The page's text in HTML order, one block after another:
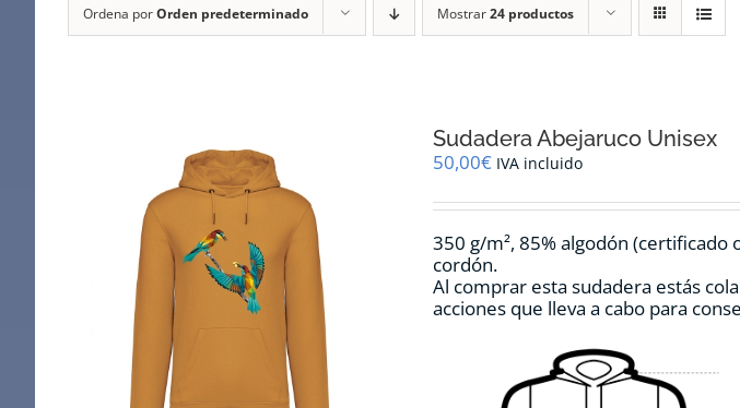
Ordena porOrden predeterminado Mostrar24 productos
Sudadera Abejaruco Unisex
50,00€ IVA incluido
350 g/m², 85% algodón (certificado
cordón.
Al comprar esta sudadera estás
acciones que lleva a cabo para